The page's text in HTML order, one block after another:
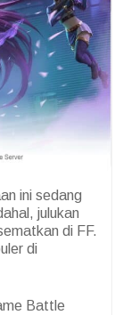
ini sedang
julukan
di FF.
di
Battle